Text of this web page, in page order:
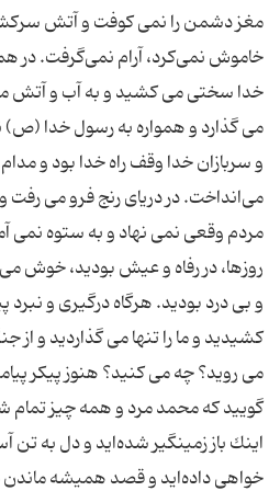
مغز دشمن‌ را نمی ‌كوفت‌ و آتش‌
خاموش‌ نمی‌كرد، آرام‌ نمی‌گرفت. در
خدا سختی‌ می‌ كشید و به‌ آب‌ و آتش‌ می
می ‌گذارد و همواره‌ به‌ رسول‌ خدا (ص)
و سربازان‌ خدا وقف‌ راه‌ خدا بود و
می‌انداخت. در دریای‌ رنج‌ فرو می‌ رفت‌
مردم‌ وقعی‌ نمی‌ نهاد و به‌ ستوه‌ نمی
روزها، در رفاه‌ و عیش‌ بودید، خوش‌
و بی ‌درد بودید. هرگاه‌ درگیری‌ و
‌كشیدید و ما را تنها می ‌گذاردید و
می ‌روید؟ چه‌ می ‌كنید؟ هنوز پیكر
‌گویید كه‌ محمد مرد و همه‌ چیز
اینك‌ باز زمینگیر شده‌اید و دل‌ به‌ تن
خواهی‌ داده‌اید و قصد همیشه ‌ماندن‌